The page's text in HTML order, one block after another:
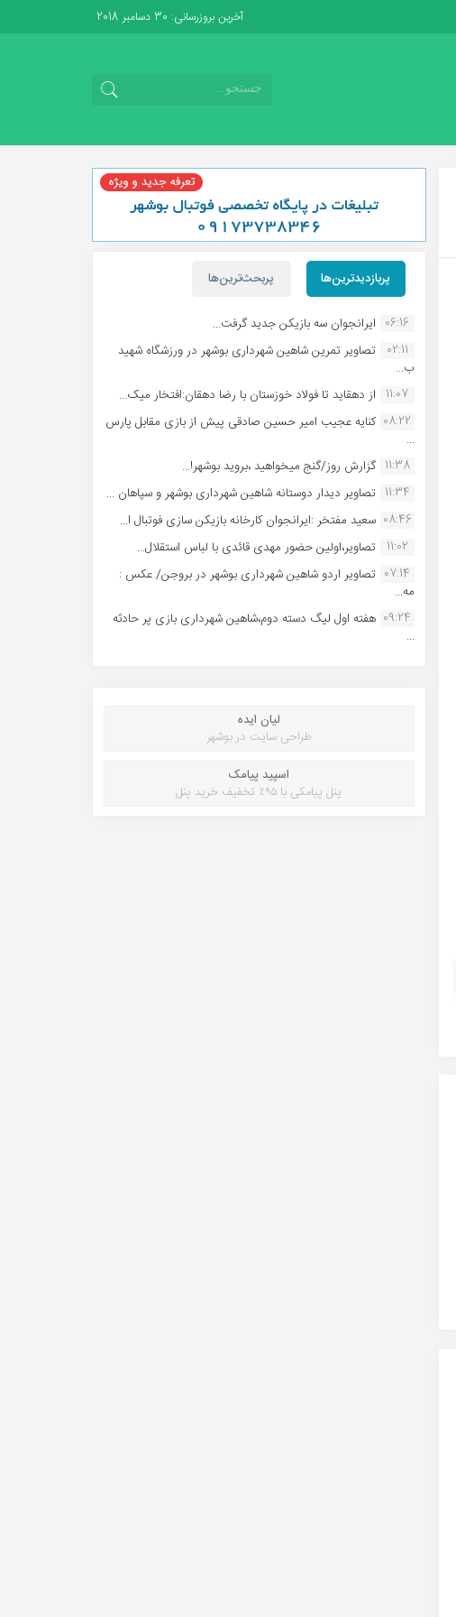
آخرین بروزرسانی: 30 دسامبر 2018
پربازدیدترین‌ها پربحث‌ترین‌ها
06:16 ایرانجوان سه بازیکن جدید گرفت...
02:11
تصاویر تمرین شاهین شهردارى بوشهر در ورزشگاه شهید
ب...
11:07 از دهقاید تا فولاد خوزستان با رضا دهقان:افتخار میک...
08:22 کنایه عجیب امیر حسین صادقی پیش از بازی مقابل پارس
...
11:38 گزارش روز/گنج میخواهید ،بروید بوشهر!...
11:34 تصاویر دیدار دوستانه شاهین شهردارى بوشهر و سپاهان ...
08:46 سعید مفتخر :ایرانجوان کارخانه بازیکن سازی فوتبال ا...
11:02
تصاویر،اولین حضور مهدی قائدی با لباس استقلال...
07:14 تصاویر اردو شاهین شهرداری بوشهر در بروجن/ عکس :
مه...
09:24 هفته اول لیگ دسته دوم،شاهین شهرداری بازی پر حادثه
...
لیان ایده
طراحی سایت در بوشهر
اسپید پیامک
پنل پیامکی با ۹۵٪ تخفیف خرید پنل